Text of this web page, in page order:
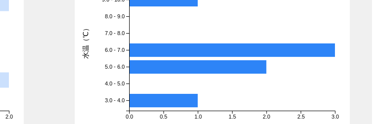
2.0 0.0 0.5 1.0 1.5 2.0 2.5 3.0
8.0 - 9.0
7.0 - 8.0
6.0 - 7.0
5.0 - 6.0
4.0 - 5.0
3.0 - 4.0
水温（℃）